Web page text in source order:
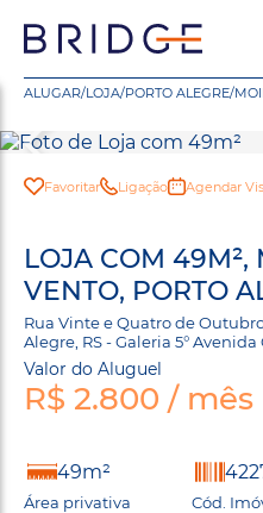
ALUGAR/LOJA/PORTO ALEGRE/
Favoritar Ligação Agendar
LOJA COM 49M²,
VENTO, PORTO
Rua Vinte e Quatro de
Alegre, RS - Galeria 5°
Valor do Aluguel
R$ 2.800 / mês
49m²
Área privativa Cód.